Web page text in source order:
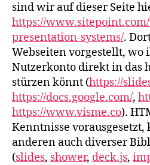
sind wir auf dieser Seite
https://
presentation-systems/.
Webseiten vorgestellt, wo
Nutzerkonto direkt in das
stürzen könnt (https://
https://docs.google.com/,
https://www.visme.co).
Kenntnisse
anderen auch diverser
(slides, shower, deck.js,